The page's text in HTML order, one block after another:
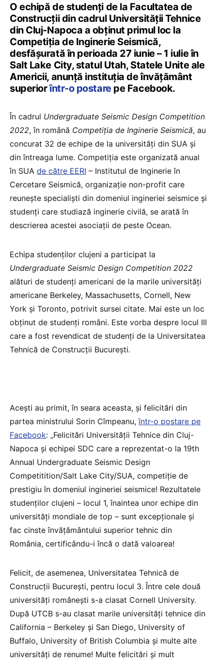
O echipă de studenți de la Facultatea de
Construcții din cadrul Universității Tehnice
din Cluj-Napoca a obținut primul loc la
Competiția de Inginerie Seismică,
desfășurată în perioada 27 iunie – 1 iulie în
Salt Lake City, statul Utah, Statele Unite ale
Americii, anunță instituția de învățământ
superiorîntr-o postarepe Facebook.
În cadrul Undergraduate Seismic Design Competition
2022, în română Competiția de Inginerie Seismică, au
concurat 32 de echipe de la universități din SUA și
din întreaga lume. Competiția este organizată anual
în SUA de către EERI – Institutul de Inginerie în
Cercetare Seismică, organizație non-profit care
reunește specialiști din domeniul ingineriei seismice și
studenți care studiază inginerie civilă, se arată în
descrierea acestei asociații de peste Ocean.
Echipa studenților clujeni a participat la
Undergraduate Seismic Design Competition 2022
alături de studenți americani de la marile universități
americane Berkeley, Massachusetts, Cornell, New
York și Toronto, potrivit sursei citate. Mai este un loc
obținut de studenți români. Este vorba despre locul III
care a fost revendicat de studenți de la Universitatea
Tehnică de Construcții București.
Acești au primit, în seara aceasta, și felicitări din
partea ministrului Sorin Cîmpeanu,într-o postare pe
Facebook: „Felicitări Universității Tehnice din Cluj-
Napoca și echipei SDC care a reprezentat-o la 19th
Annual Undergraduate Seismic Design
Competitition/Salt Lake City/SUA, competiție de
prestigiu în domeniul ingineriei seismice! Rezultatele
studenților clujeni – locul 1, înaintea unor echipe din
universități mondiale de top – sunt excepționale și
fac cinste învățământului superior tehnic din
România, certificându-i încă o dată valoarea!
Felicit, de asemenea, Universitatea Tehnică de
Construcții București, pentru locul 3. Între cele două
universități românești s-a clasat Cornell University.
După UTCB s-au clasat marile universități tehnice din
California – Berkeley și San Diego, University of
Buffalo, University of British Columbia și multe alte
universități de renume! Multe felicitări și mult